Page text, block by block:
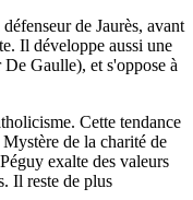
de Jaurès, avant
Il développe aussi une
Gaulle), et s'oppose à
Cette tendance
de la charité de
exalte des valeurs
Il reste de plus